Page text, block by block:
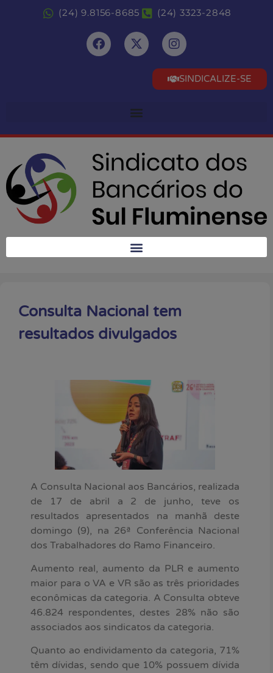
(24) 9.8156-8685 (24) 3323-2848
SINDICALIZE-SE
Consulta Nacional tem
resultados divulgados
A Consulta Nacional aos Bancários, realizada
de 17 de abril a 2 de junho, teve os
resultados apresentados na manhã deste
domingo (9), na 26ª Conferência Nacional
dos Trabalhadores do Ramo Financeiro.
Aumento real, aumento da PLR e aumento
maior para o VA e VR são as três prioridades
econômicas da categoria. A Consulta obteve
46.824 respondentes, destes 28% não são
associados aos sindicatos da categoria.
Quanto ao endividamento da categoria, 71%
têm dívidas, sendo que 10% possuem dívida